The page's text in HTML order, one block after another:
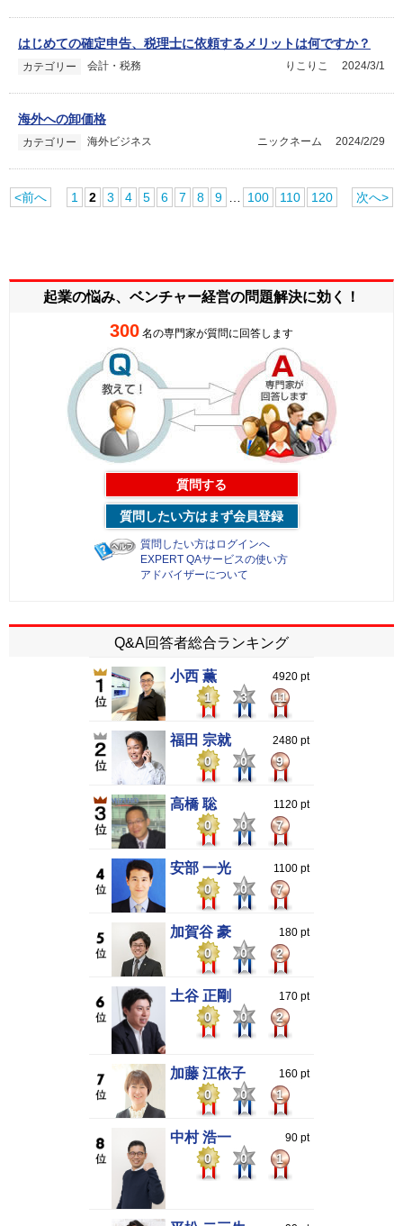
はじめての確定申告、税理士に依頼するメリットは何ですか？
カテゴリー 会計・税務 2024/3/1
りこりこ
海外への卸価格
カテゴリー 海外ビジネス 2024/2/29
ニックネーム
<前へ 1 2 3 4 5 6 7 8 9 100 110 120 次へ>
起業の悩み、ベンチャー経営の問題解決に効く！
300 名の専門家が質問に回答します
質問する
質問したい方はまず会員登録
質問したい方はログインへ
EXPERT QAサービスの使い方
アドバイザーについて
Q&A回答者総合ランキング
小西 薫 4920 pt
1 3 11
福田 宗就 2480 pt
0 0 9
高橋 聡 1120 pt
0 0 7
安部 一光 1100 pt
0 0 7
加賀谷 豪 180 pt
0 0 2
土谷 正剛 170 pt
0 0 2
加藤 江依子 160 pt
0 0 1
中村 浩一 90 pt
0 0 1